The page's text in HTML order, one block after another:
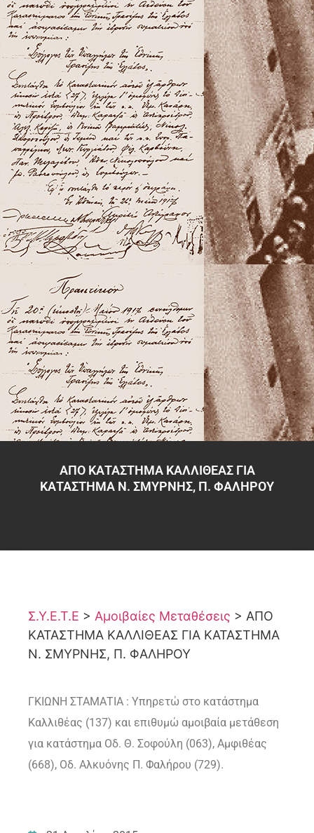
ΑΠΟ ΚΑΤΑΣΤΗΜΑ ΚΑΛΛΙΘΕΑΣ ΓΙΑ
ΚΑΤΑΣΤΗΜΑ Ν. ΣΜΥΡΝΗΣ, Π. ΦΑΛΗΡΟΥ
Σ.Υ.Ε.Τ.Ε > Αμοιβαίες Μεταθέσεις > ΑΠΟ
ΚΑΤΑΣΤΗΜΑ ΚΑΛΛΙΘΕΑΣ ΓΙΑ ΚΑΤΑΣΤΗΜΑ
Ν. ΣΜΥΡΝΗΣ, Π. ΦΑΛΗΡΟΥ
ΓΚΙΩΝΗ ΣΤΑΜΑΤΙΑ : Υπηρετώ στο κατάστημα
Καλλιθέας (137) και επιθυμώ αμοιβαία μετάθεση
για κατάστημα Οδ. Θ. Σοφούλη (063), Αμφιθέας
(668), Οδ. Αλκυόνης Π. Φαλήρου (729).